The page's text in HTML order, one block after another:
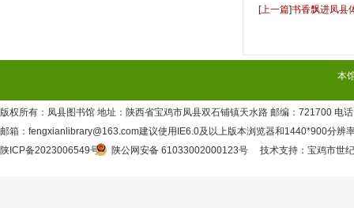
[上一篇]书香飘进凤县
本
版权所有：凤县图书馆 地址：陕西省宝鸡市凤县双石铺镇天水路 邮编：721700 电
邮箱：fengxianlibrary@163.com建议使用IE6.0及以上版本浏览器和1440*900分辨
陕ICP备2023006549号
陕公网安备 61033002000123号 技术支持 ： 宝鸡市世